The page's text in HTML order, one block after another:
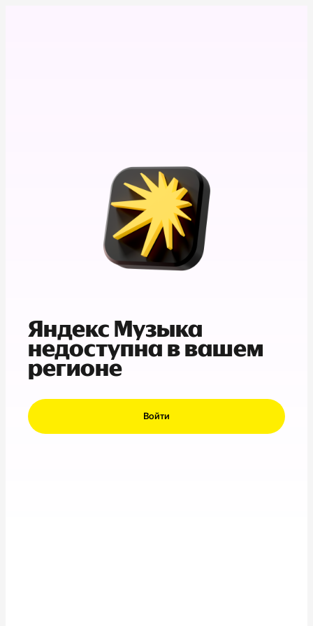
Яндекс Музыка
недоступна в вашем
регионе
Войти